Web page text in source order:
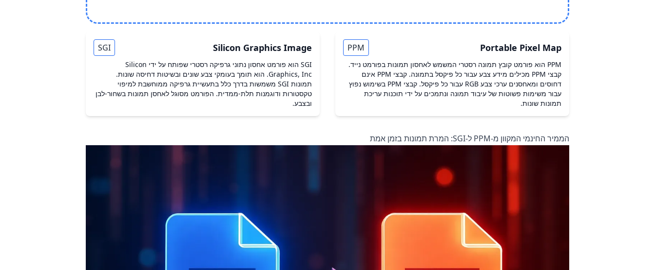
Portable Pixel Map
PPM
PPM הוא פורמט קובץ תמונה רסטרי המשמש לאחסון תמונות בפורמט נייד.
קבצי PPM מכילים מידע צבע עבור כל פיקסל בתמונה. קבצי PPM אינם
דחוסים ומאחסנים ערכי צבע RGB עבור כל פיקסל. קבצי PPM בשימוש נפוץ
עבור משימות פשוטות של עיבוד תמונה ונתמכים על ידי תוכנות עריכת
תמונות שונות.
Silicon Graphics Image
SGI
SGI הוא פורמט אחסון נתוני גרפיקה רסטרי שפותח על ידי Silicon
Graphics, Inc. הוא תומך בעומקי צבע שונים ובשיטות דחיסה שונות.
תמונות SGI משמשות בדרך כלל בתעשיית גרפיקה ממוחשבת למיפוי
טקסטורות ודוגמנות תלת-ממדית. הפורמט מסוגל לאחסן תמונות בשחור-לבן
ובצבע.
הממיר החינמי המקוון מ-PPM ל-SGI: המרת תמונות בזמן אמת